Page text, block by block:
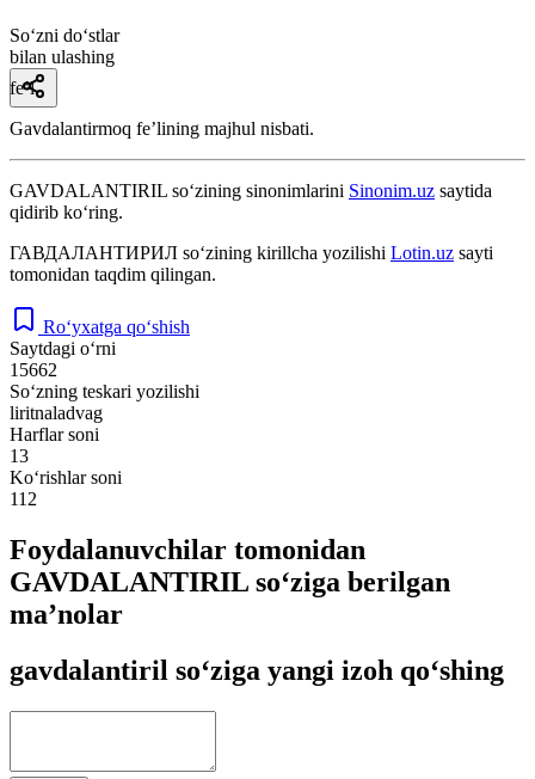
So‘zni do‘stlar
bilan ulashing
fe’l
Gavdalantirmoq feʼlining majhul nisbati.
GAVDALANTIRIL so‘zining sinonimlarini Sinonim.uz saytida
qidirib ko‘ring.
ГАВДАЛАНТИРИЛ so‘zining kirillcha yozilishi Lotin.uz sayti
tomonidan taqdim qilingan.
Ro‘yxatga qo‘shish
Saytdagi o‘rni
15662
So‘zning teskari yozilishi
liritnaladvag
Harflar soni
13
Ko‘rishlar soni
112
Foydalanuvchilar tomonidan
GAVDALANTIRIL so‘ziga berilgan
ma’nolar
gavdalantiril so‘ziga yangi izoh qo‘shing